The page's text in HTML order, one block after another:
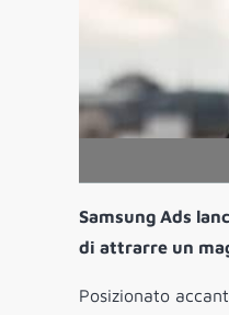
Samsung Ads
di attrarre un
Posizionato